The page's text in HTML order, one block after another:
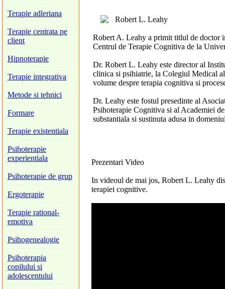
Terapie adleriana
Terapie centrata pe
client
Hipnoterapie
Terapie integrativa
Metode si tehnici
Formare
Terapie existentiala
Psihoterapie
experientiala
Psihoterapie de grup
Ergoterapie
Terapie rational-
emotiva
Psihogenealogie
Psihoterapia
copilului si
adolescentului
Robert L. Leahy
Robert A. Leahy a primit titlul de doctor
Centrul de Terapie Cognitiva de la
Dr. Robert L. Leahy este director al
clinica si psihiatrie, la Colegiul Medical
volume despre terapia cognitiva si
Dr. Leahy este fostul presedinte al
Psihoterapie Cognitiva si al Academiei
substantiala si sustinuta adusa in
Prezentari Video
In videoul de mai jos, Robert L. Leahy
terapiei cognitive.